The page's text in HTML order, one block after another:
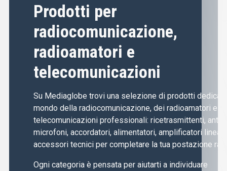
Prodotti per
radiocomunicazione,
radioamatori e
telecomunicazioni
Su Mediaglobe trovi una selezione di prodotti dedicati
mondo della radiocomunicazione, dei radioamatori e
telecomunicazioni professionali: ricetrasmittenti,
microfoni, accordatori, alimentatori, amplificatori
accessori tecnici per completare la tua postazione
Ogni categoria è pensata per aiutarti a individuare